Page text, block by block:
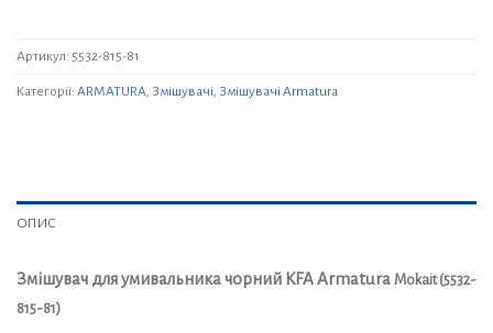
Артикул: 5532-815-81
Категорії: ARMATURA, Змішувачі, Змішувачі Armatura
ОПИС
Змішувач для умивальника чорний KFA Armatura Mokait(5532-
815-81)